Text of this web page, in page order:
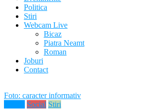
Politica
Stiri
Webcam Live
Bicaz
Piatra Neamt
Roman
Joburi
Contact
Foto: caracter informativ
Social Stiri